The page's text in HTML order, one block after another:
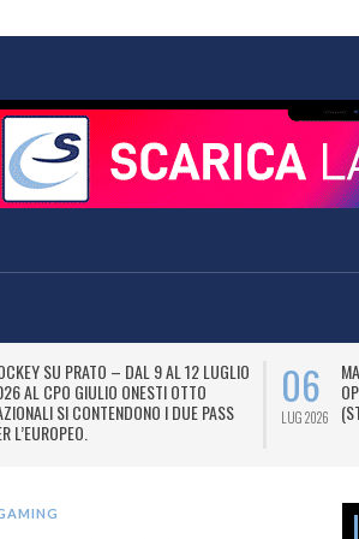
PIÙ DI UNA
AL 2029
DEGLI
04
LUG 2026
MARKETING – POGAČAR E
LEGAME DESTINATO A
SEMPRE: RINNOVATO